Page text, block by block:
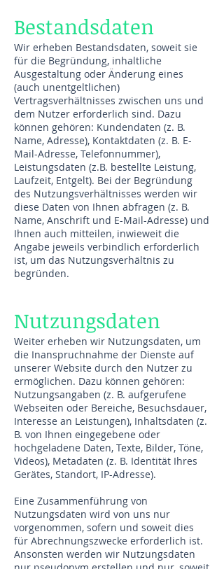
Bestandsdaten
Wir erheben Bestandsdaten, soweit sie
für die Begründung, inhaltliche
Ausgestaltung oder Änderung eines
(auch unentgeltlichen)
Vertragsverhältnisses zwischen uns und
dem Nutzer erforderlich sind. Dazu
können gehören: Kundendaten (z. B.
Name, Adresse), Kontaktdaten (z. B. E-
Mail-Adresse, Telefonnummer),
Leistungsdaten (z.B. bestellte Leistung,
Laufzeit, Entgelt). Bei der Begründung
des Nutzungsverhältnisses werden wir
diese Daten von Ihnen abfragen (z. B.
Name, Anschrift und E-Mail-Adresse) und
Ihnen auch mitteilen, inwieweit die
Angabe jeweils verbindlich erforderlich
ist, um das Nutzungsverhältnis zu
begründen.
Nutzungsdaten
Weiter erheben wir Nutzungsdaten, um
die Inanspruchnahme der Dienste auf
unserer Website durch den Nutzer zu
ermöglichen. Dazu können gehören:
Nutzungsangaben (z. B. aufgerufene
Webseiten oder Bereiche, Besuchsdauer,
Interesse an Leistungen), Inhaltsdaten (z.
B. von Ihnen eingegebene oder
hochgeladene Daten, Texte, Bilder, Töne,
Videos), Metadaten (z. B. Identität Ihres
Gerätes, Standort, IP-Adresse).
Eine Zusammenführung von
Nutzungsdaten wird von uns nur
vorgenommen, sofern und soweit dies
für Abrechnungszwecke erforderlich ist.
Ansonsten werden wir Nutzungsdaten